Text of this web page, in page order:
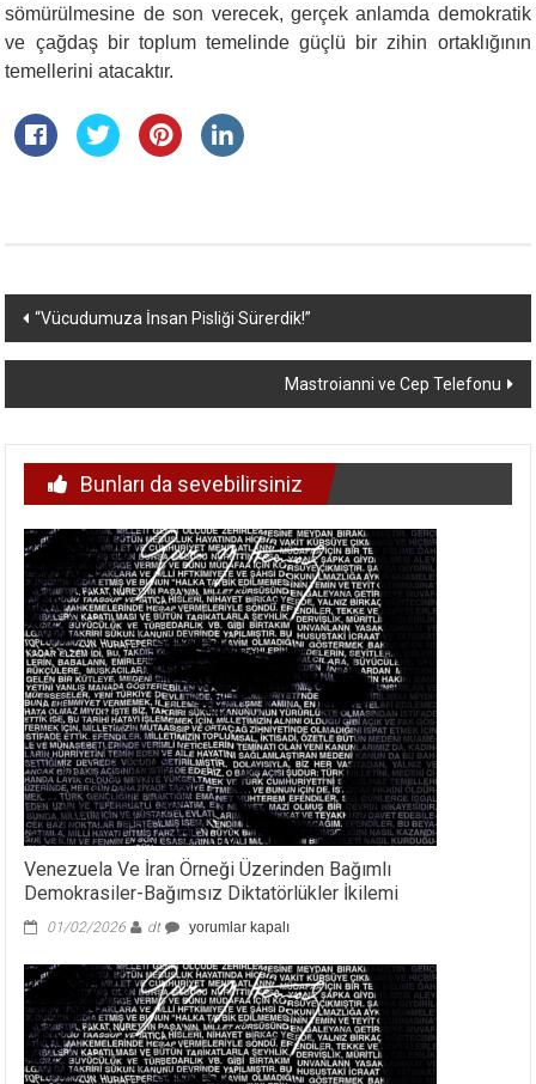
sömürülmesine de son verecek, gerçek anlamda demokratik
ve çağdaş bir toplum temelinde güçlü bir zihin ortaklığının
temellerini atacaktır.
Yazı
dolaşımı
“Vücudumuza İnsan Pisliği Sürerdik!”
Mastroianni ve Cep Telefonu
Bunları da sevebilirsiniz
Venezuela Ve İran Örneği Üzerinden Bağımlı
Demokrasiler-Bağımsız Diktatörlükler İkilemi
01/02/2026 dt
Venezuela
İran
Örneği
Üzerinden
Bağımlı
Demokrasiler-
Bağımsız
yorumlar kapalı